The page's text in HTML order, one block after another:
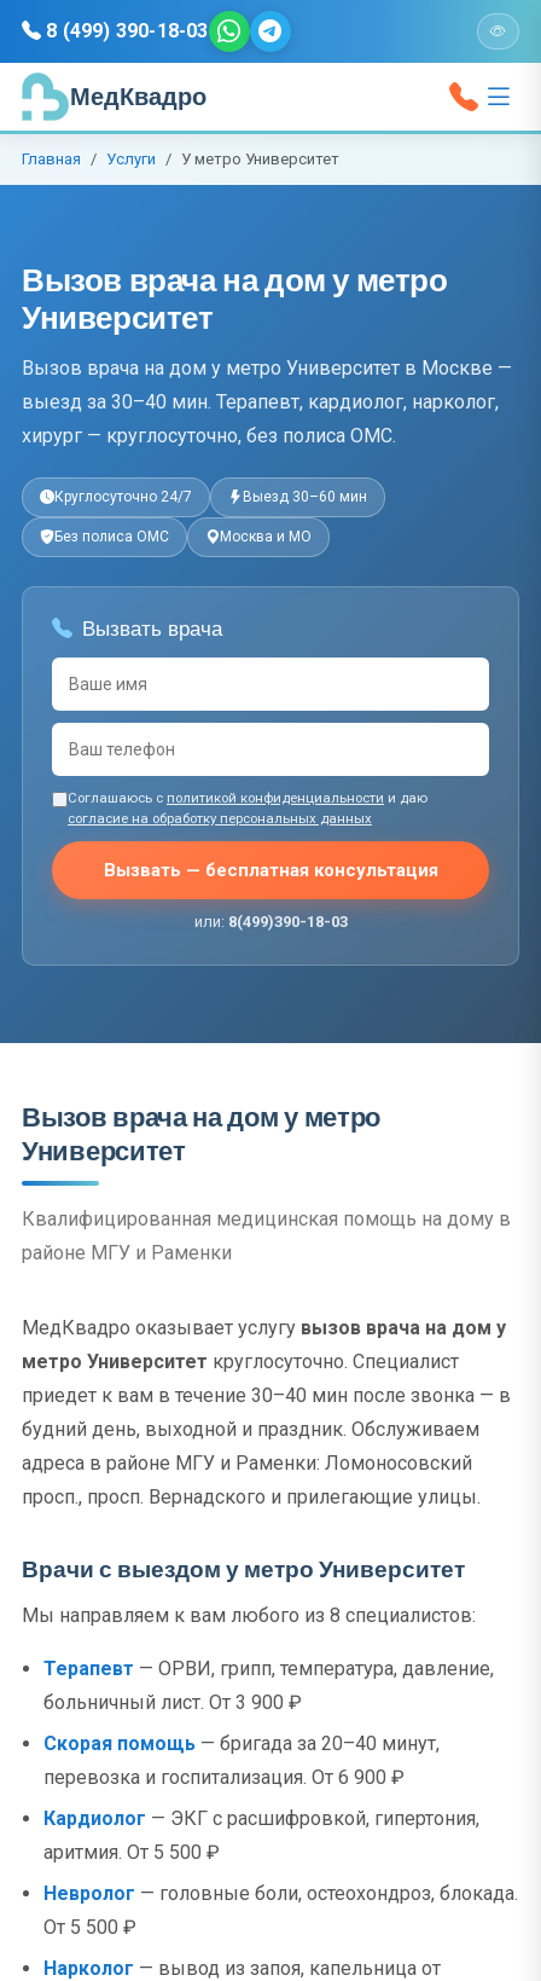
8 (499) 390-18-03
МедКвадро
Главная Услуги У метро Университет
Вызов врача на дом у метро
Университет
Вызов врача на дом у метро Университет в Москве —
выезд за 30–40 мин. Терапевт, кардиолог, нарколог,
хирург — круглосуточно, без полиса ОМС.
Круглосуточно 24/7 Выезд 30–60 мин
Без полиса ОМС Москва и МО
Вызвать врача
Соглашаюсь с политикой конфиденциальности и даю
согласие на обработку персональных данных
Вызвать — бесплатная консультация
или: 8(499)390-18-03
Вызов врача на дом у метро
Университет
Квалифицированная медицинская помощь на дому в
районе МГУ и Раменки
МедКвадро оказывает услугу вызов врача на дом у
метро Университет круглосуточно. Специалист
приедет к вам в течение 30–40 мин после звонка — в
будний день, выходной и праздник. Обслуживаем
адреса в районе МГУ и Раменки: Ломоносовский
просп., просп. Вернадского и прилегающие улицы.
Врачи с выездом у метро Университет
Мы направляем к вам любого из 8 специалистов:
Терапевт — ОРВИ, грипп, температура, давление,
больничный лист. От 3 900 ₽
Скорая помощь — бригада за 20–40 минут,
перевозка и госпитализация. От 6 900 ₽
Кардиолог — ЭКГ с расшифровкой, гипертония,
аритмия. От 5 500 ₽
Невролог — головные боли, остеохондроз, блокада.
От 5 500 ₽
Нарколог — вывод из запоя, капельница от